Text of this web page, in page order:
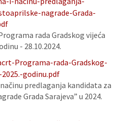
nagrade-Grada-
rada Gradskog vijeća
- 28.10.2024.
Programa-rada-Gradskog-
godinu.pdf
predlaganja kandidata za
Grada Sarajeva” u 2024.